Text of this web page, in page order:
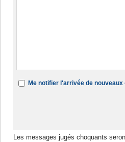
Me notifier l'arrivée de
Les messages jugés choquants